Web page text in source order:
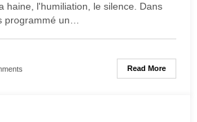
haine, l'humiliation, le silence. Dans
programmé un…
Read More